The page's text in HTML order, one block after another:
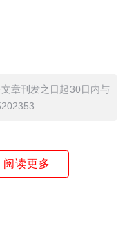
章刊发之日起30日内与
读更多